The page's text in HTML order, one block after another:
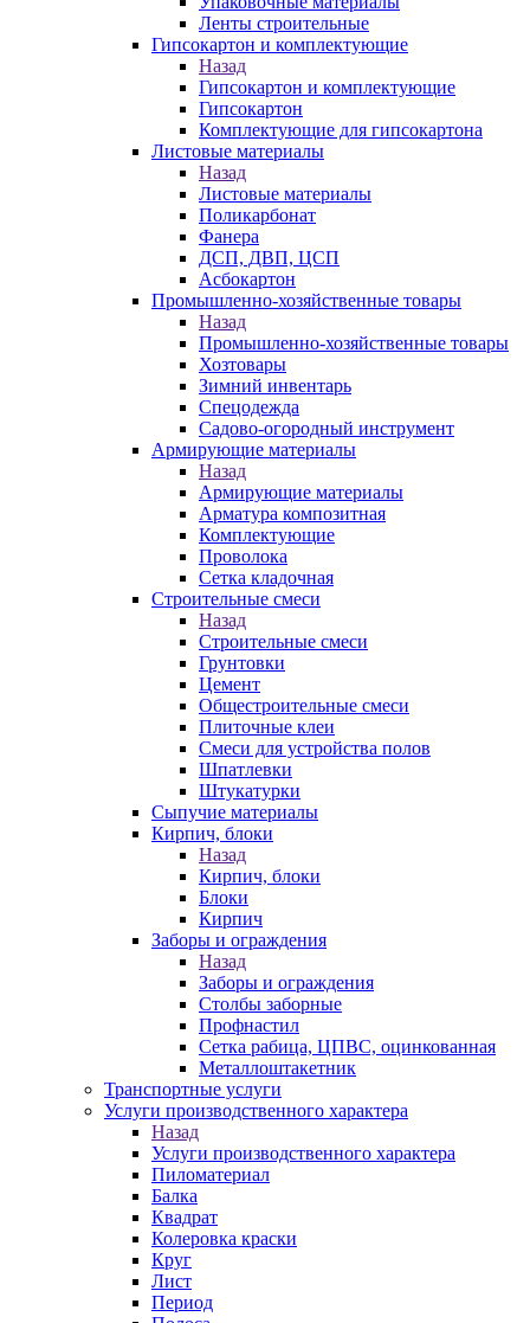
Ленты строительные
Гипсокартон и комплектующие
Назад
Гипсокартон и комплектующие
Гипсокартон
Комплектующие для гипсокартона
Листовые материалы
Назад
Листовые материалы
Поликарбонат
Фанера
ДСП, ДВП, ЦСП
Асбокартон
Промышленно-хозяйственные товары
Назад
Промышленно-хозяйственные товары
Хозтовары
Зимний инвентарь
Спецодежда
Садово-огородный инструмент
Армирующие материалы
Назад
Армирующие материалы
Арматура композитная
Комплектующие
Проволока
Сетка кладочная
Строительные смеси
Назад
Строительные смеси
Грунтовки
Цемент
Общестроительные смеси
Плиточные клеи
Смеси для устройства полов
Шпатлевки
Штукатурки
Сыпучие материалы
Кирпич, блоки
Назад
Кирпич, блоки
Блоки
Кирпич
Заборы и ограждения
Назад
Заборы и ограждения
Столбы заборные
Профнастил
Сетка рабица, ЦПВС, оцинкованная
Металлоштакетник
Транспортные услуги
Услуги производственного характера
Назад
Услуги производственного характера
Пиломатериал
Балка
Квадрат
Колеровка краски
Круг
Лист
Период